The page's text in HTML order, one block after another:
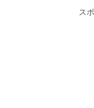
ス